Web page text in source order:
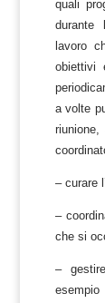
quali
durante
lavoro
obiettivi
a volte
– curare
–
che si
–